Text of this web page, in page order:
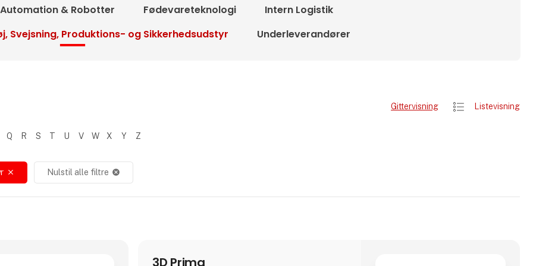
Automation & Robotter Fødevareteknologi
Intern Logistik
Svejsning, Produktions- og Sikkerhedsudstyr
Underleverandører
Q R S T U V W X Y Z
close Nulstil alle filtre cancel
Gittervisning Listevisning
3D Prima